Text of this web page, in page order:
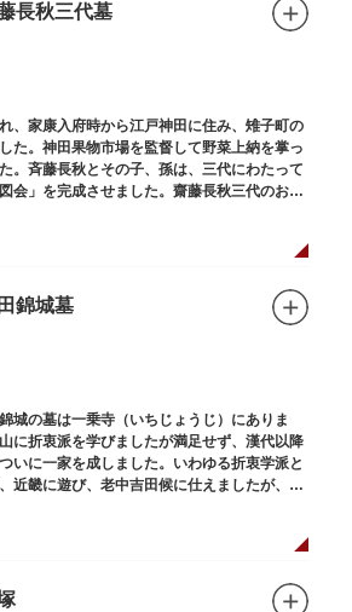
長秋三代墓
、家康入府時から江戸神田に住み、雉子町の
た。神田果物市場を監督して野菜上納を掌っ
。斉藤長秋とその子、孫は、三代にわたって
会」を完成させました。齋藤長秋三代のお墓
ます。
錦城墓
城の墓は一乗寺（いちじょうじ）にありま
に折衷派を学びましたが満足せず、漢代以降
いに一家を成しました。いわゆる折衷学派と
近畿に遊び、老中吉田候に仕えましたが、前
百石を給せられました。